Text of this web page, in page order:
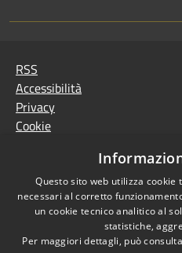
RSS
Accessibilità
Privacy
Cookie
Questo sito web utilizza
necessari al corretto
un cookie tecnico analitico al
statistiche,
Per maggiori dettagli, può